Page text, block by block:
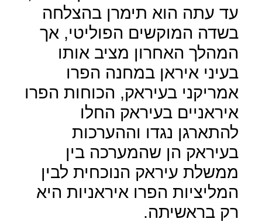
עד עתה הוא תימרן בהצלחה
בשדה המוקשים הפוליטי, אך
המהלך האחרון מציב אותו
בעיני איראן במחנה הפרו
אמריקני בעיראק, הכוחות הפרו
איראניים בעיראק החלו
להתארגן נגדו וההערכות
בעיראק הן שהמערכה בין
ממשלת עיראק הנוכחית לבין
המליציות הפרו איראניות היא
רק בראשיתה.